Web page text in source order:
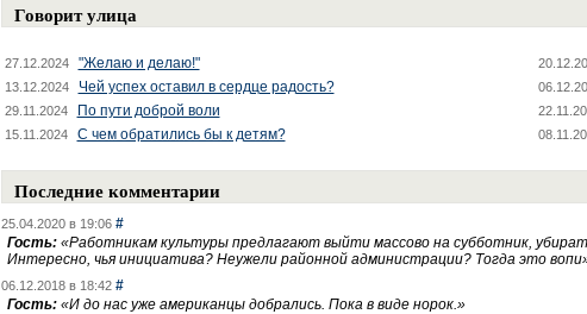
Говорит улица
27.12.2024 "Желаю и делаю!"
13.12.2024 Чей успех оставил в сердце радость?
29.11.2024 По пути доброй воли
15.11.2024 С чем обратились бы к детям?
Последние комментарии
25.04.2020 в 19:06 #
Гость: «Работникам культуры предлагают выйти массово на субботник,
Интересно, чья инициатива? Неужели районной администрации? Тогда это вопи
06.12.2018 в 18:42 #
Гость: «И до нас уже американцы добрались. Пока в виде норок.»